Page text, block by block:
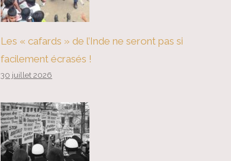
Les « cafards » de l’Inde ne seront pas si
facilement écrasés !
30 juillet 2026